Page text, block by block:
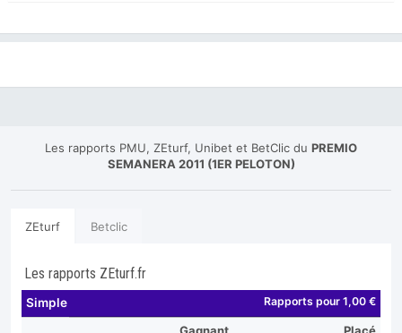
Les rapports PMU, ZEturf, Unibet et BetClic du PREMIO
SEMANERA 2011 (1ER PELOTON)
ZEturf Betclic
Les rapports ZEturf.fr
Simple Rapports pour 1,00 €